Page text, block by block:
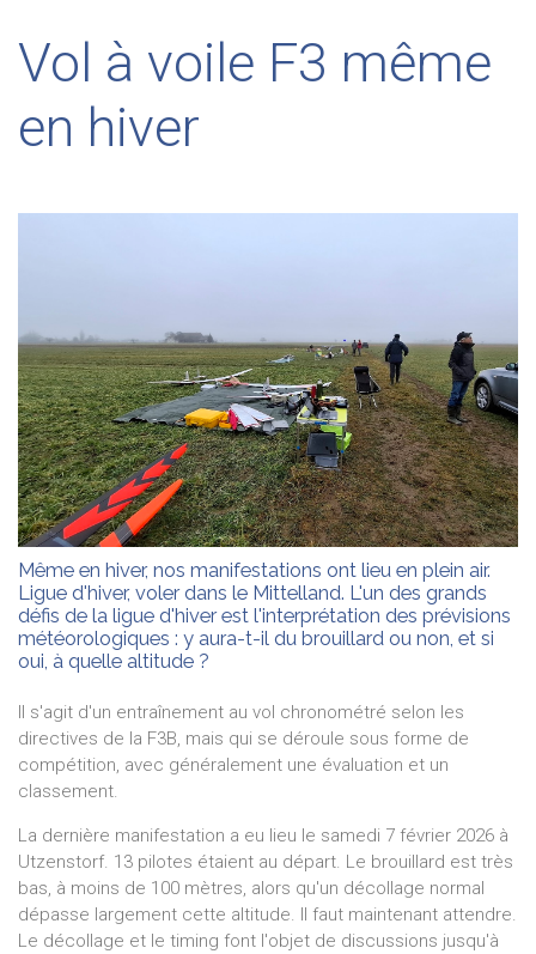
Vol à voile F3 même
en hiver
Même en hiver, nos manifestations ont lieu en plein air.
Ligue d'hiver, voler dans le Mittelland. L'un des grands
défis de la ligue d'hiver est l'interprétation des prévisions
météorologiques : y aura-t-il du brouillard ou non, et si
oui, à quelle altitude ?
Il s'agit d'un entraînement au vol chronométré selon les
directives de la F3B, mais qui se déroule sous forme de
compétition, avec généralement une évaluation et un
classement.
La dernière manifestation a eu lieu le samedi 7 février 2026 à
Utzenstorf. 13 pilotes étaient au départ. Le brouillard est très
bas, à moins de 100 mètres, alors qu'un décollage normal
dépasse largement cette altitude. Il faut maintenant attendre.
Le décollage et le timing font l'objet de discussions jusqu'à